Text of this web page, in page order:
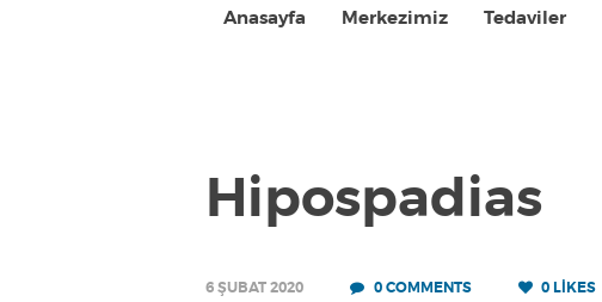
Anasayfa Merkezimiz Tedaviler
Hipospadias
6 ŞUBAT 2020 0 COMMENTS 0 LIKES